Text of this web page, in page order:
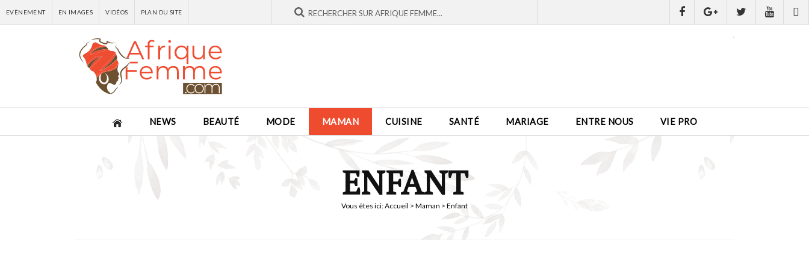
EVÈNEMENT EN IMAGES VIDÉOS PLAN DU SITE
NEWS BEAUTÉ MODE MAMAN CUISINE SANTÉ MARIAGE ENTRE NOUS VIE PRO
ENFANT
Vous êtes ici:Accueil > Maman > Enfant